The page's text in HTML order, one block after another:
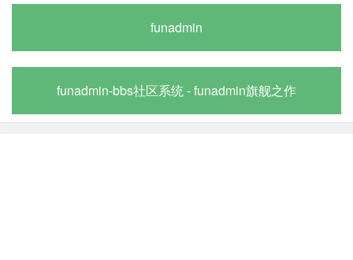
funadmin
funadmin-bbs社区系统 - funadmin旗舰之作